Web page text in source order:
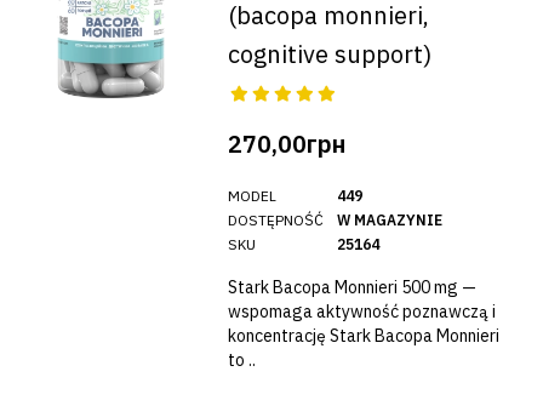
(bacopa monnieri,
cognitive support)
270,00грн
MODEL
DOSTĘPNOŚĆ
SKU
449
W MAGAZYNIE
25164
Stark Bacopa Monnieri 500 mg —
wspomaga aktywność poznawczą i
koncentrację Stark Bacopa Monnieri
to ..